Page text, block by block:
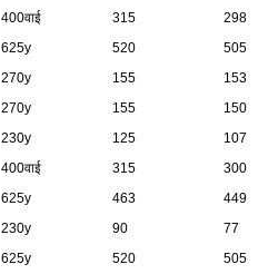
400वाई 315
298
625y 520
505
270y 155
153
270y 155
150
230y 125
107
400वाई 315
300
625y 463
449
230y 90
77
625y 520
505